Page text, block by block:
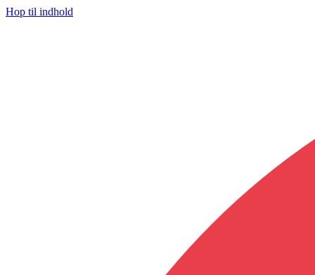
Hop til indhold